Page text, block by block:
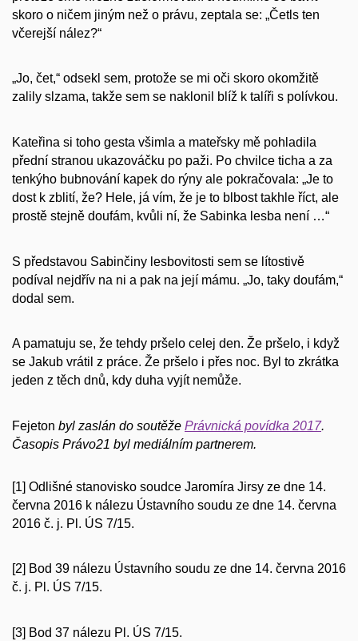
skoro o ničem jiným než o právu, zeptala se: „Četls ten
včerejší nález?“
„Jo, čet,“ odsekl sem, protože se mi oči skoro okomžitě
zalily slzama, takže sem se naklonil blíž k talíři s polívkou.
Kateřina si toho gesta všimla a mateřsky mě pohladila
přední stranou ukazováčku po paži. Po chvilce ticha a za
tenkýho bubnování kapek do rýny ale pokračovala: „Je to
dost k zblití, že? Hele, já vím, že je to blbost takhle říct, ale
prostě stejně doufám, kvůli ní, že Sabinka lesba není …“
S představou Sabinčiny lesbovitosti sem se lítostivě
podíval nejdřív na ni a pak na její mámu. „Jo, taky doufám,“
dodal sem.
A pamatuju se, že tehdy pršelo celej den. Že pršelo, i když
se Jakub vrátil z práce. Že pršelo i přes noc. Byl to zkrátka
jeden z těch dnů, kdy duha vyjít nemůže.
Fejeton byl zaslán do soutěže Právnická povídka 2017.
Časopis Právo21 byl mediálním partnerem.
[1] Odlišné stanovisko soudce Jaromíra Jirsy ze dne 14.
června 2016 k nálezu Ústavního soudu ze dne 14. června
2016 č. j. Pl. ÚS 7/15.
[2] Bod 39 nálezu Ústavního soudu ze dne 14. června 2016
č. j. Pl. ÚS 7/15.
[3] Bod 37 nálezu Pl. ÚS 7/15.